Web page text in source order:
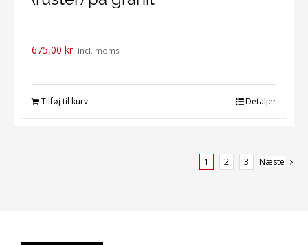
675,00 kr. incl. moms
Tilføj til kurv Detaljer
1 2 3 Næste